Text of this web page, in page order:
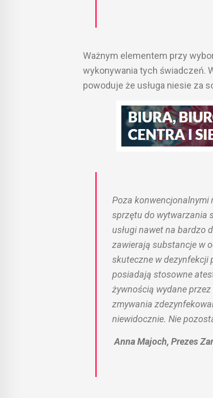
Ważnym elementem przy
wykonywania tych świadczeń.
powoduje że usługa niesie za
Poza konwencjonalnymi
sprzętu do wytwarzania
usługi nawet na bardzo
zawierają substancje w
skuteczne w dezynfekcji
posiadają stosowne
żywnością wydane
zmywania
niewidocznie. Nie
Anna Majoch, Prezes